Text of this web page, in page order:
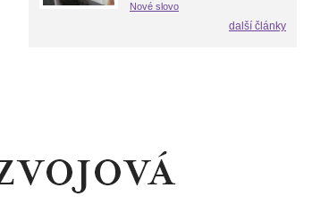
Nové slovo
další články